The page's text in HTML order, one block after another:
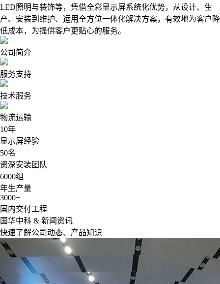
LED照明与装饰等，凭借全彩显示屏系统化优势，从设计、生
产、安装到维护、运用全方位一体化解决方案，有效地为客户降
低成本，为提供客户更贴心的服务。
公司简介
服务支持
技术服务
物流运输
10年
显示屏经验
50名
资深安装团队
6000组
年生产量
3000+
国内交付工程
国华中科 & 新闻资讯
快速了解公司动态、产品知识